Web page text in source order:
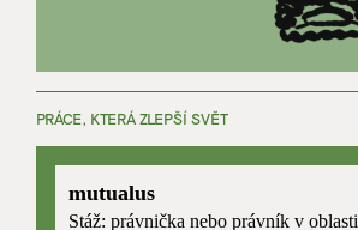
PRÁCE, KTERÁ ZLEPŠÍ SVĚT
mutualus
Stáž: právnička nebo právník v oblasti